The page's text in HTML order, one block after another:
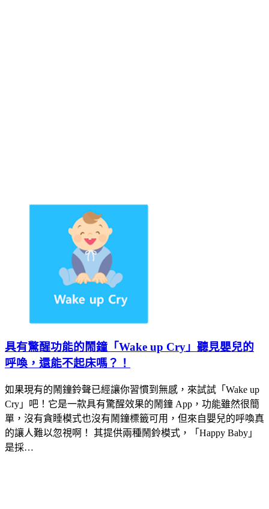
具有驚醒功能的鬧鐘「Wake up Cry」聽見嬰兒的
呼喚，還能不起床嗎？！
如果現有的鬧鐘鈴聲已經讓你習慣到無感，來試試「Wake up
Cry」吧！它是一款具有驚醒效果的鬧鐘 App，功能雖然很簡
單，沒有貪睡模式也沒有鬧鐘標籤可用，但來自嬰兒的呼喚真
的讓人難以忽視啊！ 其提供兩種鬧鈴模式，「Happy Baby」
是採…